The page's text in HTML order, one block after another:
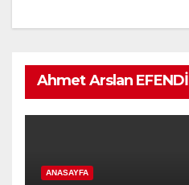
Ahmet Arslan EFENDİ
ANASAYFA